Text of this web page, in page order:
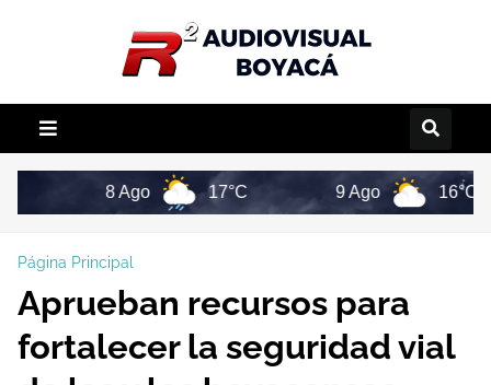
17°C 16°C
Página Principal
Aprueban recursos para
fortalecer la seguridad vial